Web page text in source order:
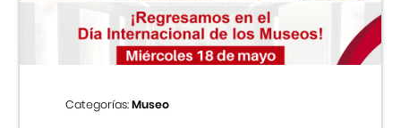
Categorías:Museo